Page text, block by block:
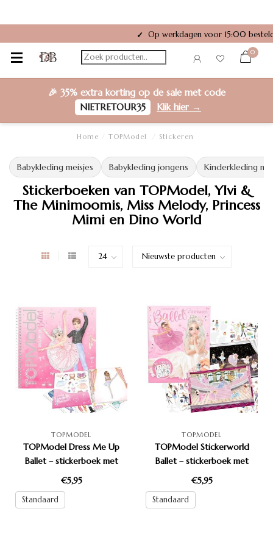
✓ Gratis verzending vanaf €50,-
0
🎉 35% extra kortingop de sale met code
NIETRETOUR35
Klik hier →
Home TOPModel Stickeren
Babykleding meisjes Babykleding jongens Kinderkleding
Stickerboeken van TOPModel, Ylvi &
The Minimoomis, Miss Melody, Princess
Mimi en Dino World
TOPMODEL
TOPModel Dress Me Up
Ballet – stickerboek met
ballerina’s en outfits
€5,95
Standaard
TOPMODEL
TOPModel Stickerworld
Ballet – stickerboek met
ballerina’s en outfits
€5,95
Standaard